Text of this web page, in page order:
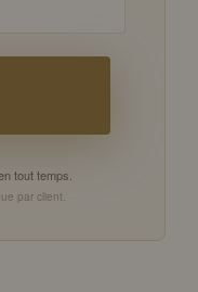
tout temps.
par client.